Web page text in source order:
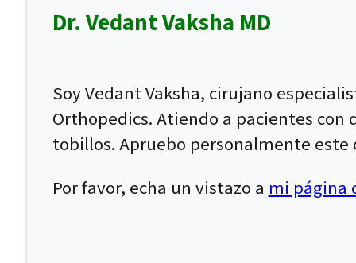
Dr. Vedant Vaksha MD
Soy Vedant Vaksha, cirujano
Orthopedics. Atiendo a pacientes con
tobillos. Apruebo personalmente
Por favor, echa un vistazo a mi página